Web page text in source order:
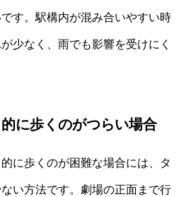
す。駅構内が混み合いやすい時
少なく、雨でも影響を受けにく
に歩くのがつらい場合
に歩くのが困難な場合には、タ
い方法です。劇場の正面まで行